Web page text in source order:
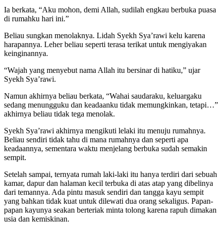
Ia berkata, “Aku mohon, demi Allah, sudilah engkau berbuka puasa
di rumahku hari ini.”
Beliau sungkan menolaknya. Lidah Syekh Sya’rawi kelu karena
harapannya. Leher beliau seperti terasa terikat untuk mengiyakan
keinginannya.
“Wajah yang menyebut nama Allah itu bersinar di hatiku,” ujar
Syekh Sya’rawi.
Namun akhirnya beliau berkata, “Wahai saudaraku, keluargaku
sedang menungguku dan keadaanku tidak memungkinkan, tetapi…”
akhirnya beliau tidak tega menolak.
Syekh Sya’rawi akhirnya mengikuti lelaki itu menuju rumahnya.
Beliau sendiri tidak tahu di mana rumahnya dan seperti apa
keadaannya, sementara waktu menjelang berbuka sudah semakin
sempit.
Setelah sampai, ternyata rumah laki-laki itu hanya terdiri dari sebuah
kamar, dapur dan halaman kecil terbuka di atas atap yang dibelinya
dari temannya. Ada pintu masuk sendiri dan tangga kayu sempit
yang bahkan tidak kuat untuk dilewati dua orang sekaligus. Papan-
papan kayunya seakan berteriak minta tolong karena rapuh dimakan
usia dan kemiskinan.